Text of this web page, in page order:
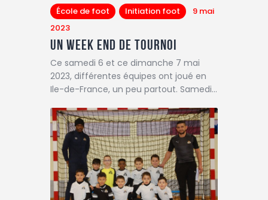
École de foot Initiation foot
9 mai
2023
Un week end de tournoi
Ce samedi 6 et ce dimanche 7 mai
2023, différentes équipes ont joué en
Ile-de-France, un peu partout. Samedi…